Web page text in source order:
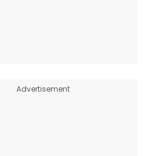
Advertisement